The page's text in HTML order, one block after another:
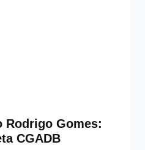
Rodrigo Gomes:
CGADB